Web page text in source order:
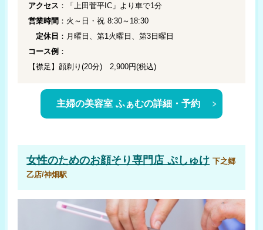
アクセス ：「上田菅平IC」より車で1分
営業時間 ：火～日・祝 8:30～18:30
定休日 ：月曜日、第1火曜日、第3日曜日
コース例 ：
【襟足】顔剃り(20分) 2,900円(税込)
主婦の美容室 ふぁむの詳細・予約
女性のためのお顔そり専門店 ぷしゅけ 下之郷
乙店/神畑駅